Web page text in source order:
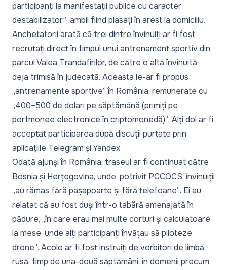
participanți la manifestații publice cu caracter
destabilizator”, ambii fiind plasați în arest la domiciliu.
Anchetatorii arată că trei dintre învinuiți ar fi fost
recrutați direct în timpul unui antrenament sportiv din
parcul Valea Trandafirilor, de către o altă învinuită
deja trimisă în judecată. Aceasta le-ar fi propus
„antrenamente sportive”în România, remunerate cu
„400–500 de dolari pe săptămână (primiți pe
portmonee electronice în criptomonedă)”. Alți doi ar fi
acceptat participarea după discuții purtate prin
aplicațiile Telegram și Yandex.
Odată ajunși în România, traseul ar fi continuat către
Bosnia și Herțegovina, unde, potrivit PCCOCS, învinuiții
„au rămas fără pașapoarte și fără telefoane”. Ei au
relatat că au fost duși într-o tabără amenajată în
pădure, „în care erau mai multe corturi și calculatoare
la mese, unde alți participanți învățau să piloteze
drone”. Acolo ar fi fost instruiți de vorbitori de limbă
rusă, timp de una-două săptămâni, în domenii precum